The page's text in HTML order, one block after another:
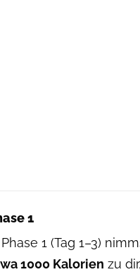
1
1 (Tag 1–3)
1000 Kalorien zu